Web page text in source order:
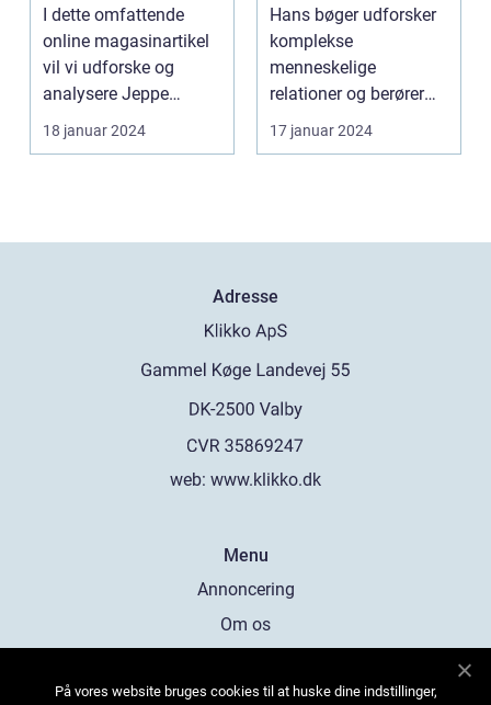
Historisk
Gennemgang
I dette omfattende
online magasinartikel
vil vi udforske og
analysere Jeppe
Aakjærs sange, samt
hvor...
18 januar 2024
markeret sig med
sine raffinerede og
dybtgående
Hans bøger udforsker
komplekse
menneskelige
relationer og berører
temaer som kærlighed,
tab, hukomme...
17 januar 2024
Adresse
web: www.klikko.dk
Menu
Annoncering
Om os
Kontakt os
På vores website bruges cookies til at huske dine indstillinger,